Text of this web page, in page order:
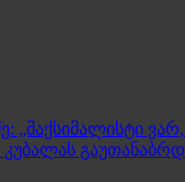
„მაქსიმალისტი